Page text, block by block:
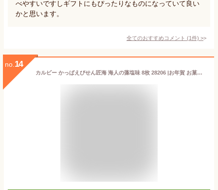
べやすいですしギフトにもぴったりなものになっていて良い
かと思います。
全てのおすすめコメント (1件) >
no. 14
カルビー かっぱえびせん匠海 海人の藻塩味 8枚 28206 |お年賀 お菓子 プチギフト 500円 1000円以下 個包装 おしゃれ 高級 菓子折り せんべい 手土産 粗品 景品 記念品 プレゼント 結婚 出産 内祝い お返し ギフト 上棟式 退職 職場 お礼 お祝い 差し入れ 出産内祝い